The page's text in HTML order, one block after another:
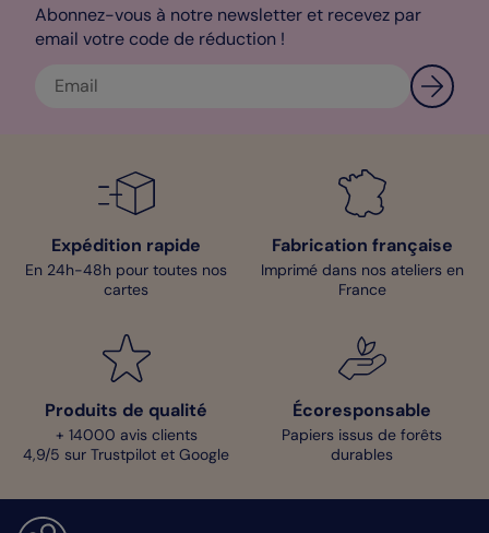
Abonnez-vous à notre newsletter et recevez par
email votre code de réduction !
Expédition rapide
En 24h-48h pour toutes nos
cartes
Fabrication française
Imprimé dans nos ateliers en
France
Produits de qualité
+ 14000 avis clients
4,9/5 sur Trustpilot et Google
Écoresponsable
Papiers issus de forêts
durables